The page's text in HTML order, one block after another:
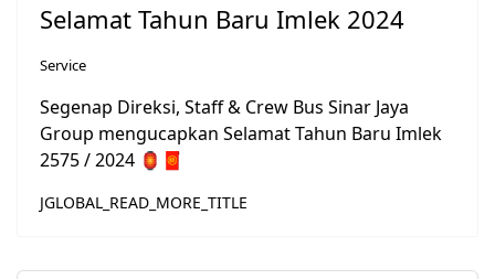
Selamat Tahun Baru Imlek 2024
Service
Segenap Direksi, Staff & Crew Bus Sinar Jaya
Group mengucapkan Selamat Tahun Baru Imlek
2575 / 2024 🏮🧧
JGLOBAL_READ_MORE_TITLE